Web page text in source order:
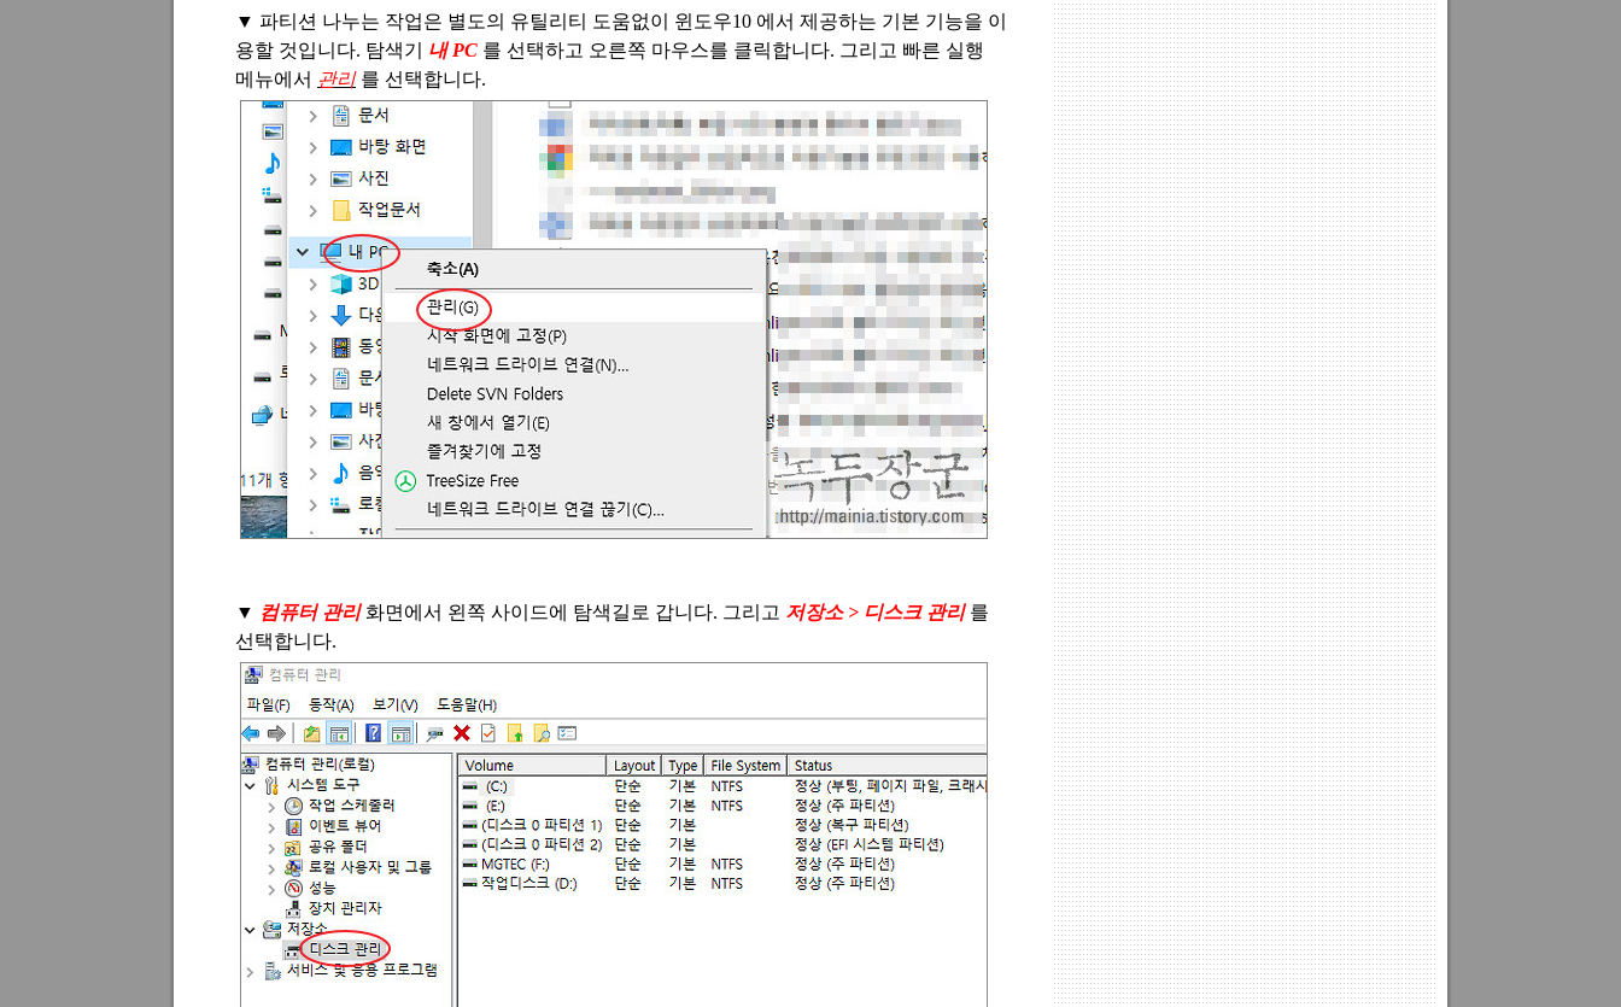
▼ 파티션 나누는 작업은 별도의 유틸리티 도움없이 윈도우10 에서 제공하는 기본 기능을 이
용할 것입니다. 탐색기 내PC 를 선택하고 오른쪽 마우스를 클릭합니다. 그리고 빠른 실행
메뉴에서 관리를 선택합니다.
▼ 컴퓨터 관리 화면에서 왼쪽 사이드에 탐색길로 갑니다. 그리고 저장소 > 디스크 관리 를
선택합니다.